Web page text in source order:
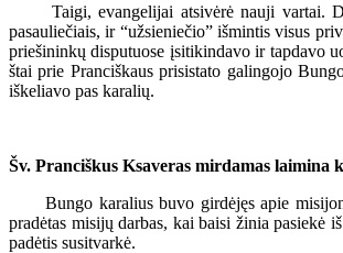
Taigi, evangelijai atsivėrė nauji vartai.
pasauliečiais, ir “užsieniečio” išmintis visus
priešininkų disputuose įsitikindavo ir tapdavo
štai prie Pranciškaus prisistato galingojo
iškeliavo pas karalių.
Šv. Pranciškus Ksaveras mirdamas
Bungo karalius buvo girdėjęs apie
pradėtas misijų darbas, kai baisi žinia pasiekė
padėtis susitvarkė.